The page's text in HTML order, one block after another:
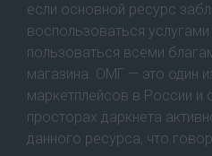
если основной ресурс
воспользоваться
пользоваться всеми
магазина. ОМГ — это один
маркетплейсов в России и
просторах даркнета
данного ресурса, что